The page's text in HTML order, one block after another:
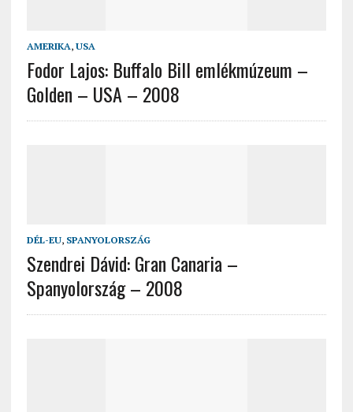
AMERIKA, USA
Fodor Lajos: Buffalo Bill emlékmúzeum –
Golden – USA – 2008
DÉL-EU, SPANYOLORSZÁG
Szendrei Dávid: Gran Canaria –
Spanyolország – 2008